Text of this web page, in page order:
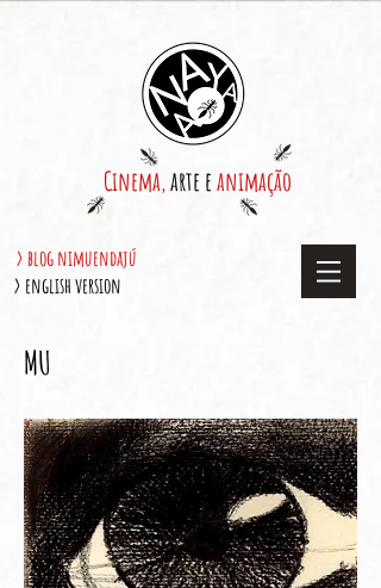
Cinema,arte eanimação
> english version
> blog nimuendajú
MU